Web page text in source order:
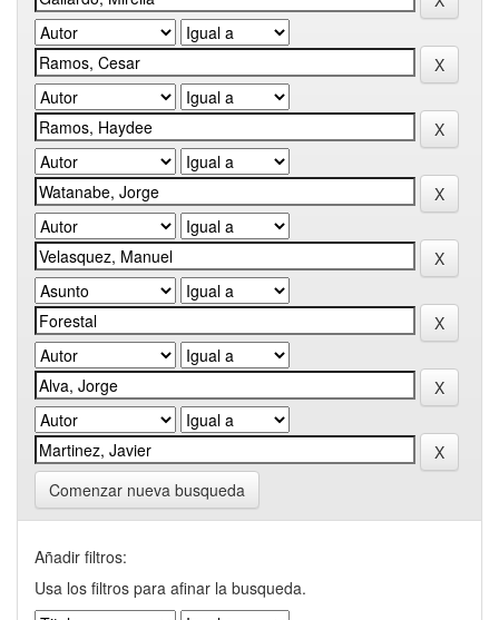
Comenzar nueva busqueda
Añadir filtros:
Usa los filtros para afinar la busqueda.